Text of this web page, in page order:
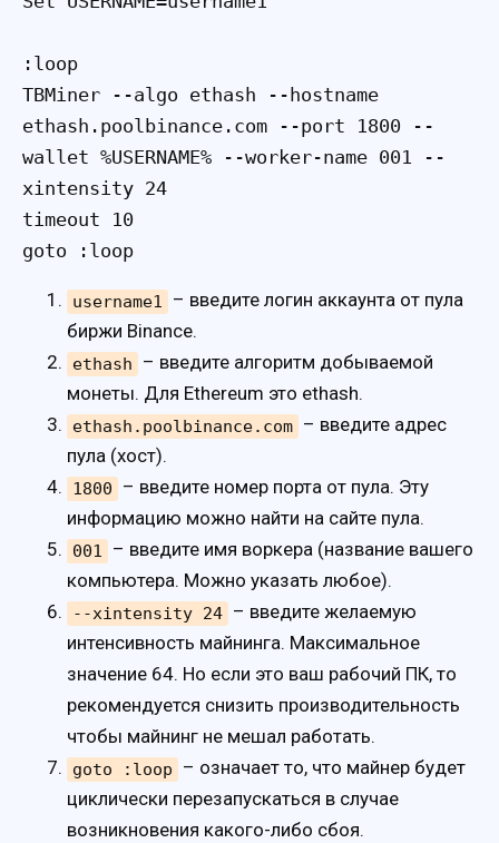
:loop
TBMiner --algo ethash --hostname
ethash.poolbinance.com --port 1800 --
wallet %USERNAME% --worker-name 001 --
xintensity 24
timeout 10
goto :loop
username1
– введите логин аккаунта от пула
биржи Binance.
ethash
– введите алгоритм добываемой
монеты. Для Ethereum это ethash.
ethash.poolbinance.com – введите адрес
пула (хост).
1800
– введите номер порта от пула. Эту
информацию можно найти на сайте пула.
001
– введите имя воркера (название вашего
компьютера. Можно указать любое).
--xintensity 24 – введите желаемую
интенсивность майнинга. Максимальное
значение 64. Но если это ваш рабочий ПК, то
рекомендуется снизить производительность
чтобы майнинг не мешал работать.
goto :loop
– означает то, что майнер будет
циклически перезапускаться в случае
возникновения какого-либо сбоя.